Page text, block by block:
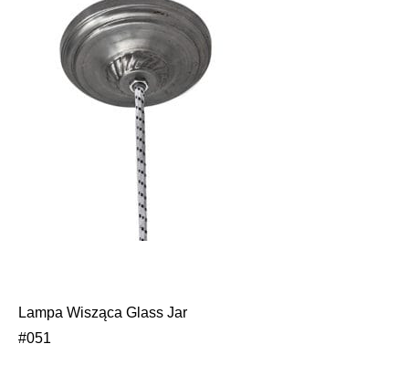
Nawigacja
Lampa Wisząca Glass Jar
#051